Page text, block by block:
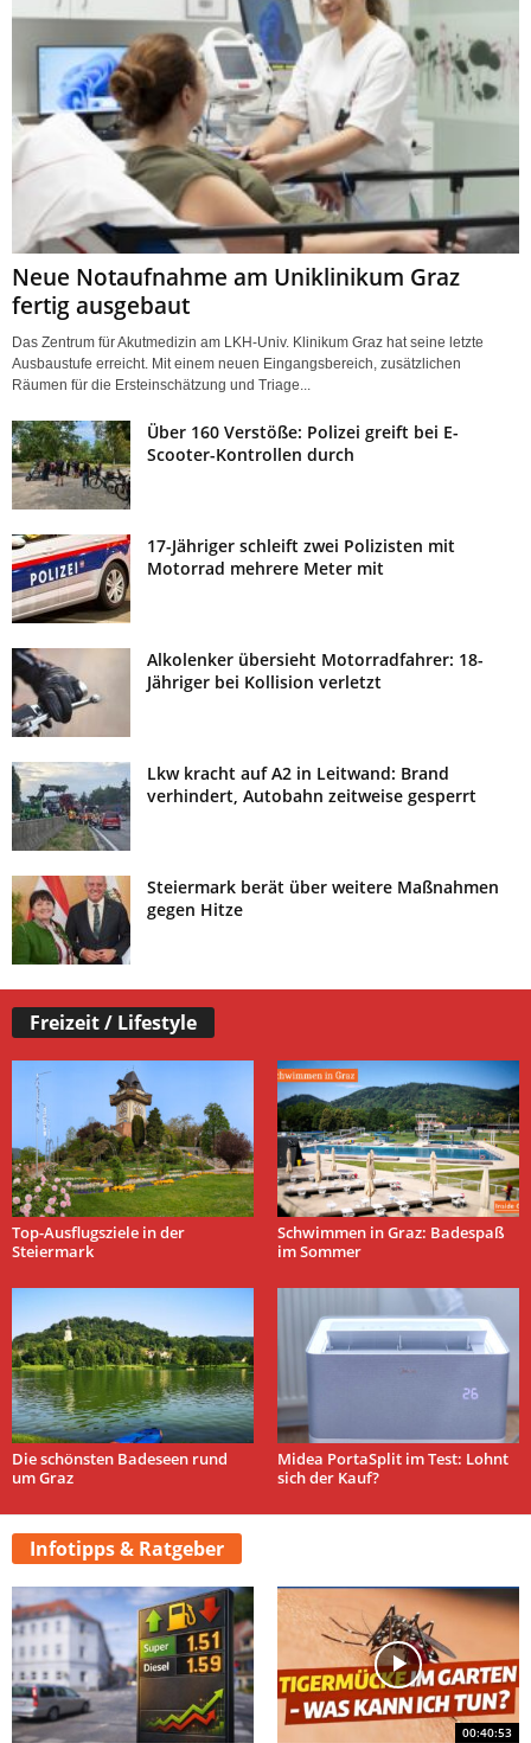
Neue Notaufnahme am Uniklinikum Graz
fertig ausgebaut
Das Zentrum für Akutmedizin am LKH-Univ. Klinikum Graz hat seine letzte
Ausbaustufe erreicht. Mit einem neuen Eingangsbereich, zusätzlichen
Räumen für die Ersteinschätzung und Triage...
Über 160 Verstöße: Polizei greift bei E-
Scooter-Kontrollen durch
17-Jähriger schleift zwei Polizisten mit
Motorrad mehrere Meter mit
Alkolenker übersieht Motorradfahrer: 18-
Jähriger bei Kollision verletzt
Lkw kracht auf A2 in Leitwand: Brand
verhindert, Autobahn zeitweise gesperrt
Steiermark berät über weitere Maßnahmen
gegen Hitze
Freizeit / Lifestyle
Top-Ausflugsziele in der
Steiermark
Schwimmen in Graz: Badespaß
im Sommer
Die schönsten Badeseen rund
um Graz
Midea PortaSplit im Test: Lohnt
sich der Kauf?
Infotipps & Ratgeber
00:40:53